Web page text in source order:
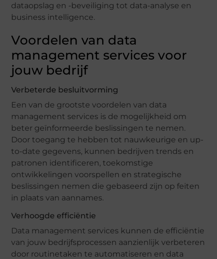
dataopslag en -beveiliging tot data-analyse en
business intelligence.
Voordelen van data
management services voor
jouw bedrijf
Verbeterde besluitvorming
Een van de grootste voordelen van data
management services is de mogelijkheid om
beter geïnformeerde beslissingen te nemen.
Door toegang te hebben tot nauwkeurige en up-
to-date gegevens, kunnen bedrijven trends en
patronen identificeren, toekomstige
ontwikkelingen voorspellen en strategische
beslissingen nemen die gebaseerd zijn op feiten
in plaats van aannames.
Verhoogde efficiëntie
Data management services kunnen de efficiëntie
van jouw bedrijfsprocessen aanzienlijk verbeteren
door routinetaken te automatiseren en data